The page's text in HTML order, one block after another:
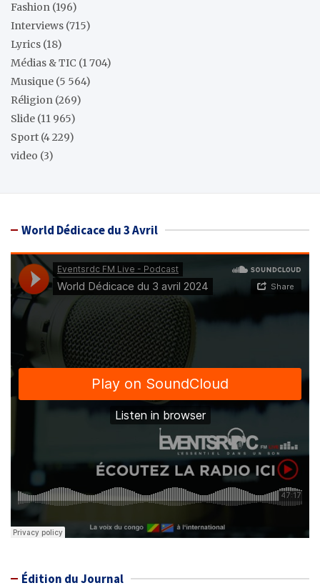
Fashion (196)
Interviews (715)
Lyrics (18)
Médias & TIC (1 704)
Musique (5 564)
Réligion (269)
Slide (11 965)
Sport (4 229)
video (3)
World Dédicace du 3 Avril
Édition du Journal